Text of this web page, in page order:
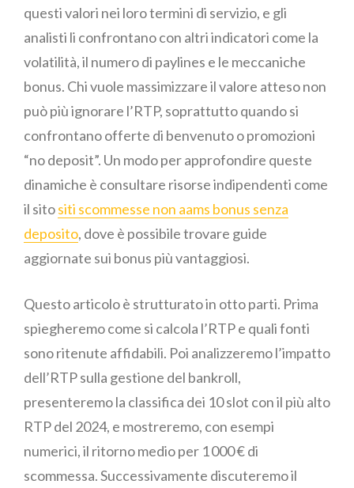
questi valori nei loro termini di servizio, e gli
analisti li confrontano con altri indicatori come la
volatilità, il numero di paylines e le meccaniche
bonus. Chi vuole massimizzare il valore atteso non
può più ignorare l’RTP, soprattutto quando si
confrontano offerte di benvenuto o promozioni
“no deposit”. Un modo per approfondire queste
dinamiche è consultare risorse indipendenti come
il sitositi scommesse non aams bonus senza
deposito, dove è possibile trovare guide
aggiornate sui bonus più vantaggiosi.
Questo articolo è strutturato in otto parti. Prima
spiegheremo come si calcola l’RTP e quali fonti
sono ritenute affidabili. Poi analizzeremo l’impatto
dell’RTP sulla gestione del bankroll,
presenteremo la classifica dei 10 slot con il più alto
RTP del 2024, e mostreremo, con esempi
numerici, il ritorno medio per 1 000 € di
scommessa. Successivamente discuteremo il